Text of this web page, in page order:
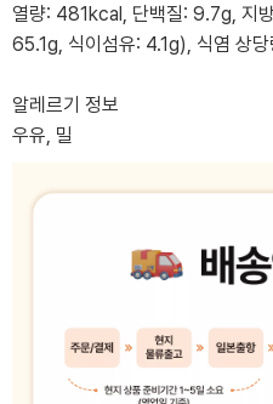
열량: 481kcal, 단백질: 9.7g, 지
65.1g, 식이섬유: 4.1g), 식염 상
알레르기 정보
우유, 밀